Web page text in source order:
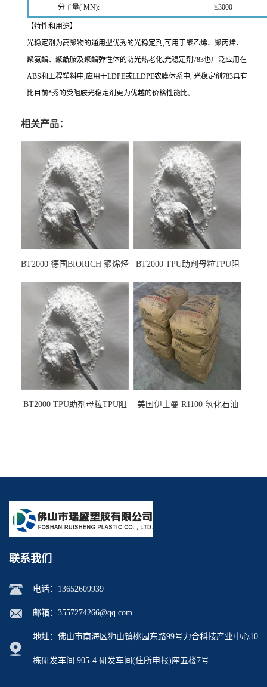
分子量( MN): ≥3000
【特性和用途】
光稳定剂为高聚物的通用型优秀的光稳定剂,可用于聚乙烯、聚丙烯、
聚氨酯、聚酰胺及聚酯弹性体的防光热老化,光稳定剂783也广泛应用在
ABS和工程塑料中,应用于LDPE或LLDPE农膜体系中, 光稳定剂783具有
比目前*秀的受阻胺光稳定剂更为优越的价格性能比。
相关产品：
BT2000 德国BIORICH 聚烯烃
墨阻燃剂 TPU抗黄变剂 抗黄
变耐黄剂
BT2000 TPU助剂母粒TPU阻
剂雾面滑剂防粘剂 TPU抗黄
变剂 抗黄变耐黄剂
BT2000 TPU助剂母粒TPU阻
美国伊士曼 R1100 氢化石油
联系我们
电话： 13652609939
邮箱： 3557274266@qq.com
地址：佛山市南海区狮山镇桃园东路99号力合科技产业中心10
栋研发车间 905-4 研发车间(住所申报)座五楼7号